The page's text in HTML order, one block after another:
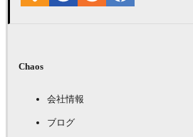
Chaos
会社情報
ブログ